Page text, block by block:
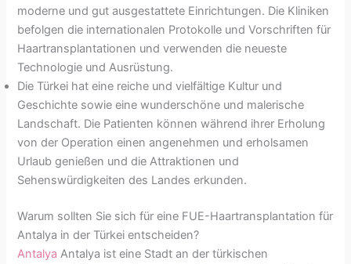
moderne und gut ausgestattete Einrichtungen. Die Kliniken
befolgen die internationalen Protokolle und Vorschriften für
Haartransplantationen und verwenden die neueste
Technologie und Ausrüstung.
Die Türkei hat eine reiche und vielfältige Kultur und
Geschichte sowie eine wunderschöne und malerische
Landschaft. Die Patienten können während ihrer Erholung
von der Operation einen angenehmen und erholsamen
Urlaub genießen und die Attraktionen und
Sehenswürdigkeiten des Landes erkunden.
Warum sollten Sie sich für eine FUE-Haartransplantation für
Antalya in der Türkei entscheiden?
Antalya Antalya ist eine Stadt an der türkischen